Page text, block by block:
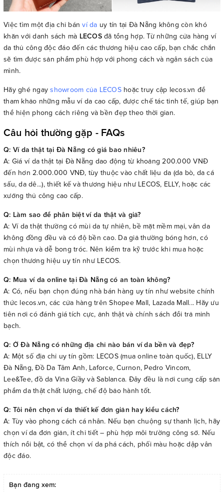
Việc tìm một địa chỉ bánví da uy tín tại Đà Nẵng không còn khó
khăn với danh sách mà LECOS đã tổng hợp. Từ những cửa hàng ví
da thủ công độc đáo đến các thương hiệu cao cấp, bạn chắc chắn
sẽ tìm được sản phẩm phù hợp với phong cách và ngân sách của
mình.
Hãy ghé ngayshowroom của LECOShoặc truy cập lecos.vn để
tham khảo những mẫu ví da cao cấp, được chế tác tinh tế, giúp bạn
thể hiện phong cách riêng và bền đẹp theo thời gian.
Câu hỏi thường gặp - FAQs
Q: Ví da thật tại Đà Nẵng có giá bao nhiêu?
A: Giá ví da thật tại Đà Nẵng dao động từ khoảng 200.000 VNĐ
đến hơn 2.000.000 VNĐ, tùy thuộc vào chất liệu da (da bò, da cá
sấu, da dê...), thiết kế và thương hiệu như LECOS, ELLY, hoặc các
xưởng thủ công cao cấp.
Q: Làm sao để phân biệt ví da thật và giả?
A: Ví da thật thường có mùi da tự nhiên, bề mặt mềm mại, vân da
không đồng đều và có độ bền cao. Da giả thường bóng hơn, có
mùi nhựa và dễ bong tróc. Nên kiểm tra kỹ trước khi mua hoặc
chọn thương hiệu uy tín như LECOS.
Q: Mua ví da online tại Đà Nẵng có an toàn không?
A: Có, nếu bạn chọn đúng nhà bán hàng uy tín như website chính
thức lecos.vn, các cửa hàng trên Shopee Mall, Lazada Mall... Hãy ưu
tiên nơi có đánh giá tích cực, ảnh thật và chính sách đổi trả minh
bạch.
Q: Ở Đà Nẵng có những địa chỉ nào bán ví da bền và đẹp?
A: Một số địa chỉ uy tín gồm: LECOS (mua online toàn quốc), ELLY
Đà Nẵng, Đồ Da Tâm Anh, Laforce, Curnon, Pedro Vincom,
Lee&Tee, đồ da Vina Giầy và Sablanca. Đây đều là nơi cung cấp sản
phẩm da thật chất lượng, chế độ bảo hành tốt.
Q: Tôi nên chọn ví da thiết kế đơn giản hay kiểu cách?
A: Tùy vào phong cách cá nhân. Nếu bạn chuộng sự thanh lịch, hãy
chọn ví da đơn giản, ít chi tiết – phù hợp môi trường công sở. Nếu
thích nổi bật, có thể chọn ví da phá cách, phối màu hoặc dập vân
độc đáo.
Bạn đang xem: